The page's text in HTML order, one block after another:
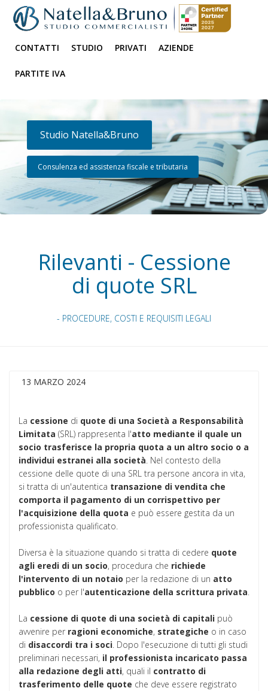
CONTATTI STUDIO PRIVATI AZIENDE
PARTITE IVA
Studio Natella&Bruno
Consulenza ed assistenza fiscale e tributaria
Rilevanti - Cessione
di quote SRL
- PROCEDURE, COSTI E REQUISITI LEGALI
13 MARZO 2024
La cessione di quote di una Società a Responsabilità
Limitata (SRL) rappresenta l'atto mediante il quale un
socio trasferisce la propria quota a un altro socio o a
individui estranei alla società. Nel contesto della
cessione delle quote di una SRL tra persone ancora in vita,
si tratta di un'autentica transazione di vendita che
comporta il pagamento di un corrispettivo per
l'acquisizione della quota e può essere gestita da un
professionista qualificato.
Diversa è la situazione quando si tratta di cedere quote
agli eredi di un socio, procedura che richiede
l'intervento di un notaio per la redazione di un atto
pubblico o per l'autenticazione della scrittura privata.
La cessione di quote di una società di capitali può
avvenire per ragioni economiche, strategiche o in caso
di disaccordi tra i soci. Dopo l'esecuzione di tutti gli studi
preliminari necessari, il professionista incaricato passa
alla redazione degli atti, quali il contratto di
trasferimento delle quote che deve essere registrato